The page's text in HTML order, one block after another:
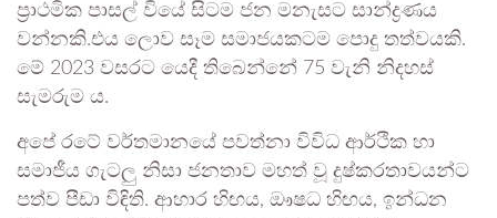
ප්‍රාථමික පාසල් වියේ සිටම ජන මනැසට සාන්ද්‍රණය
වන්නකි.එය ලොව සෑම සමාජයකටම පොදු තත්වයකි.
මේ 2023 වසරට යෙදී තිබෙන්නේ 75 වැනි නිදහස්
සැමරුම ය.
අපේ රටේ වර්තමානයේ පවත්නා විවිධ ආර්ථික හා
සමාජීය ගැටලු නිසා ජනතාව මහත් වූ දුෂ්කරතාවයන්ට
පත්ව පීඩා විඳිති. ආහාර හිඟය, ඖෂධ හිඟය, ඉන්ධන